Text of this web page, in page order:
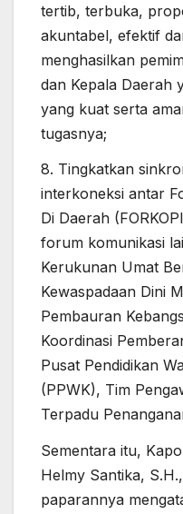
tertib, terbuka,
akuntabel, efektif
menghasilkan
dan Kepala Daerah
yang kuat serta
tugasnya;
8. Tingkatkan
interkoneksi antar
Di Daerah
forum komunikasi
Kerukunan Umat
Kewaspadaan Dini
Pembauran
Koordinasi
Pusat Pendidikan
(PPWK), Tim
Terpadu
Sementara itu,
Helmy Santika,
paparannya